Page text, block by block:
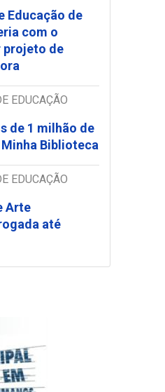
Educação de
com o
projeto de
EDUCAÇÃO
de 1 milhão de
Biblioteca
EDUCAÇÃO
Arte
até